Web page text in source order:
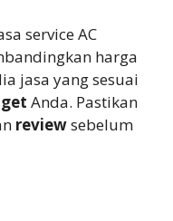
service AC
harga
jasa yang sesuai
Anda. Pastikan
reviewsebelum